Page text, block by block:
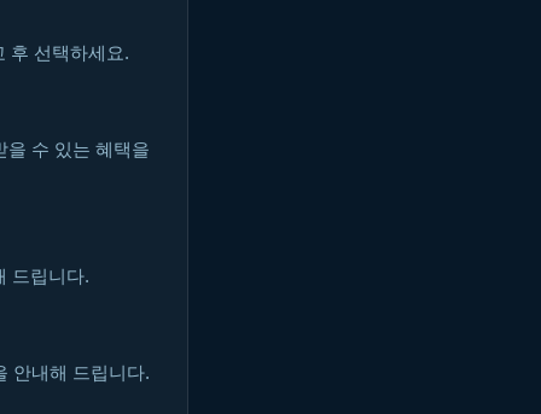
후 선택하세요.
을 수 있는 혜택을
드립니다.
안내해 드립니다.